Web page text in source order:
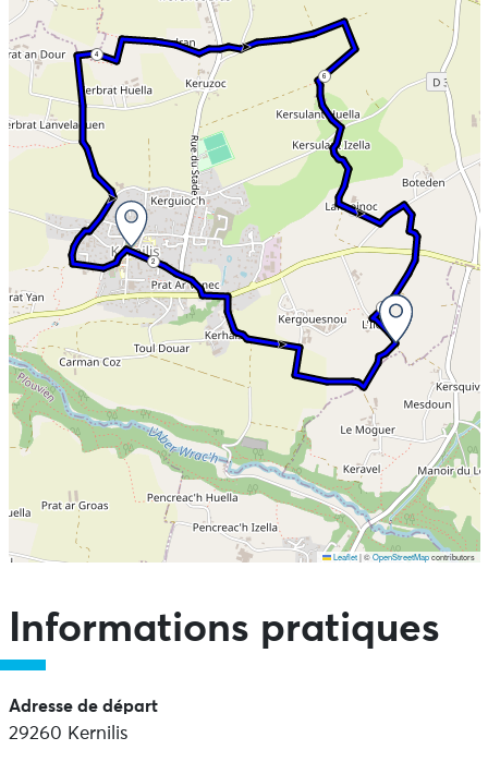
8
4
2
6
Leaflet |©OpenStreetMapcontributors
Informations pratiques
Adresse de départ
29260 Kernilis